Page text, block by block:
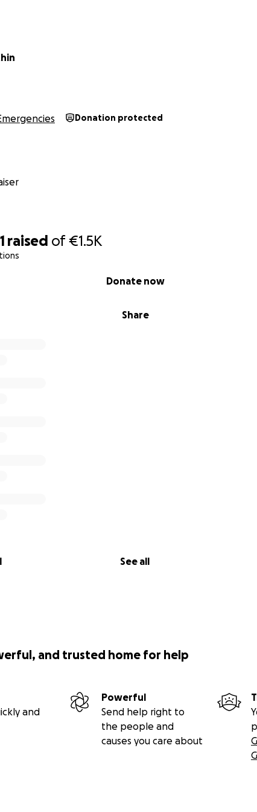
raised of€1.5K
Share
Donate now
See all
situations.
by (among other things):
during natural disasters, such as the earthquake in
Donation protected
and trusted home for help
and
Powerful
Send help right to
the people and
causes you care about